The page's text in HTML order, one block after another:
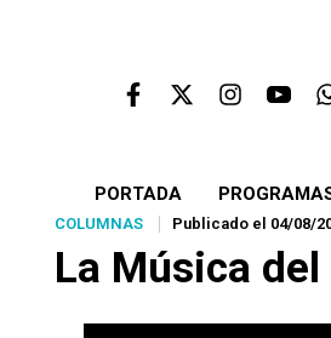
PORTADA
COLUMNAS Publicado el 04/08/
La Música